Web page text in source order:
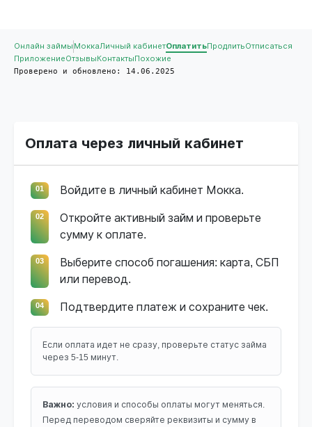
Онлайн займы МоккаЛичный кабинетОплатитьПродлитьОтписаться
ПриложениеОтзывы Контакты Похожие
Проверено и обновлено: 14.06.2025
Оплата через личный кабинет
01 Войдите в личный кабинет Мокка.
02
Откройте активный займ и проверьте
сумму к оплате.
03
Выберите способ погашения: карта, СБП
или перевод.
04 Подтвердите платеж и сохраните чек.
Если оплата идет не сразу, проверьте статус займа
через 5-15 минут.
Важно: условия и способы оплаты могут меняться.
Перед переводом сверяйте реквизиты и сумму в